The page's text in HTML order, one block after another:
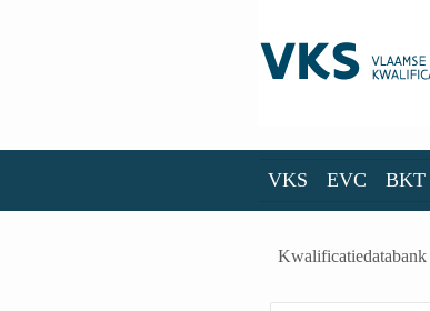
VKS EVC BKT
Kwalificatiedatabank